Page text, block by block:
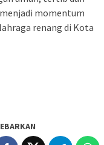
momentum
renang di Kota